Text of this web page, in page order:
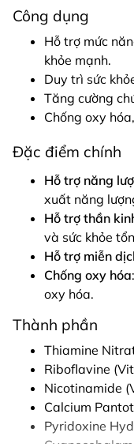
Công dụng
Hỗ trợ mức
khỏe mạnh.
Duy trì sức
Tăng cường
Chống oxy
Đặc điểm chính
Hỗ trợ năng
xuất năng
Hỗ trợ thần
và sức khỏe
Hỗ trợ miễn
Chống oxy hóa
oxy hóa.
Thành phần
Thiamine
Riboflavine
Nicotinamide
Calcium
Pyridoxine